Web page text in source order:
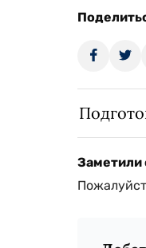
Заметили